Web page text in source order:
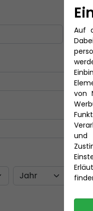
Auf
von
und